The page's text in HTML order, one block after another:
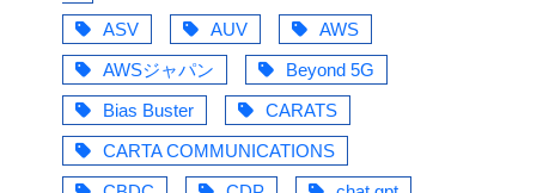
ASV
AUV
AWS
AWSジャパン
Beyond 5G
Bias Buster
CARATS
CARTA COMMUNICATIONS